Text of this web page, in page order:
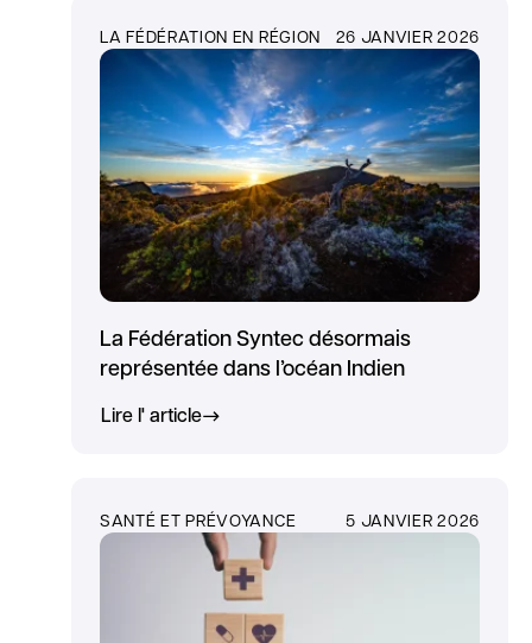
LA FÉDÉRATION EN RÉGION 26 JANVIER 2026
La Fédération Syntec désormais
représentée dans l’océan Indien
Lire l' article
SANTÉ ET PRÉVOYANCE 5 JANVIER 2026